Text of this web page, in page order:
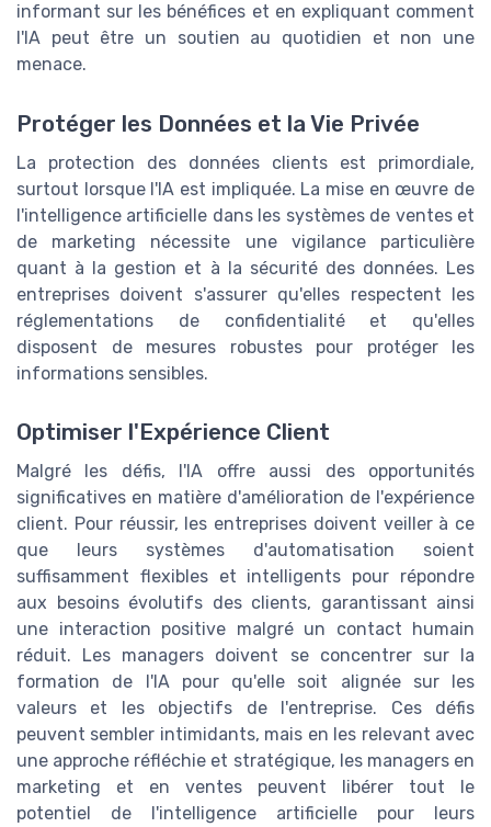
informant sur les bénéfices et en expliquant comment
l'IA peut être un soutien au quotidien et non une
menace.
Protéger les Données et la Vie Privée
La protection des données clients est primordiale,
surtout lorsque l'IA est impliquée. La mise en œuvre de
l'intelligence artificielle dans les systèmes de ventes et
de marketing nécessite une vigilance particulière
quant à la gestion et à la sécurité des données. Les
entreprises doivent s'assurer qu'elles respectent les
réglementations de confidentialité et qu'elles
disposent de mesures robustes pour protéger les
informations sensibles.
Optimiser l'Expérience Client
Malgré les défis, l'IA offre aussi des opportunités
significatives en matière d'amélioration de l'expérience
client. Pour réussir, les entreprises doivent veiller à ce
que leurs systèmes d'automatisation soient
suffisamment flexibles et intelligents pour répondre
aux besoins évolutifs des clients, garantissant ainsi
une interaction positive malgré un contact humain
réduit. Les managers doivent se concentrer sur la
formation de l'IA pour qu'elle soit alignée sur les
valeurs et les objectifs de l'entreprise. Ces défis
peuvent sembler intimidants, mais en les relevant avec
une approche réfléchie et stratégique, les managers en
marketing et en ventes peuvent libérer tout le
potentiel de l'intelligence artificielle pour leurs